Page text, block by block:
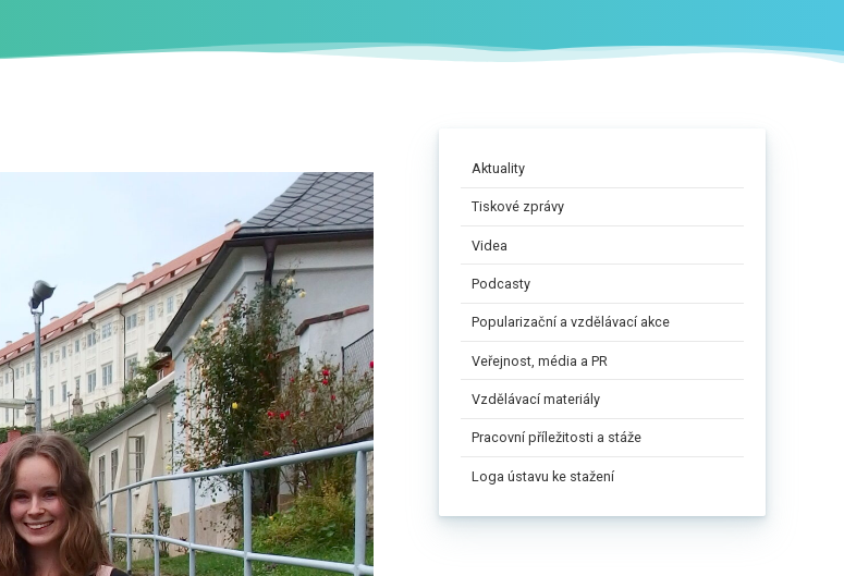
Aktuality
Tiskové zprávy
Videa
Podcasty
Popularizační a vzdělávací akce
Veřejnost, média a PR
Vzdělávací materiály
Pracovní příležitosti a stáže
Loga ústavu ke stažení